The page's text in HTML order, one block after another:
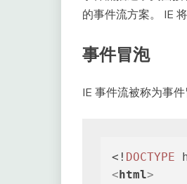
的事件流方案。 IE
事件冒泡
IE 事件流被称为事
<! DOCTYPE
<html>